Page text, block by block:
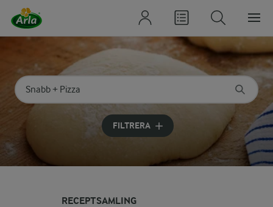
Sök på kategori eller ingrediens
Skriv in sökord för att få förslag
FILTRERA
RECEPTSAMLING